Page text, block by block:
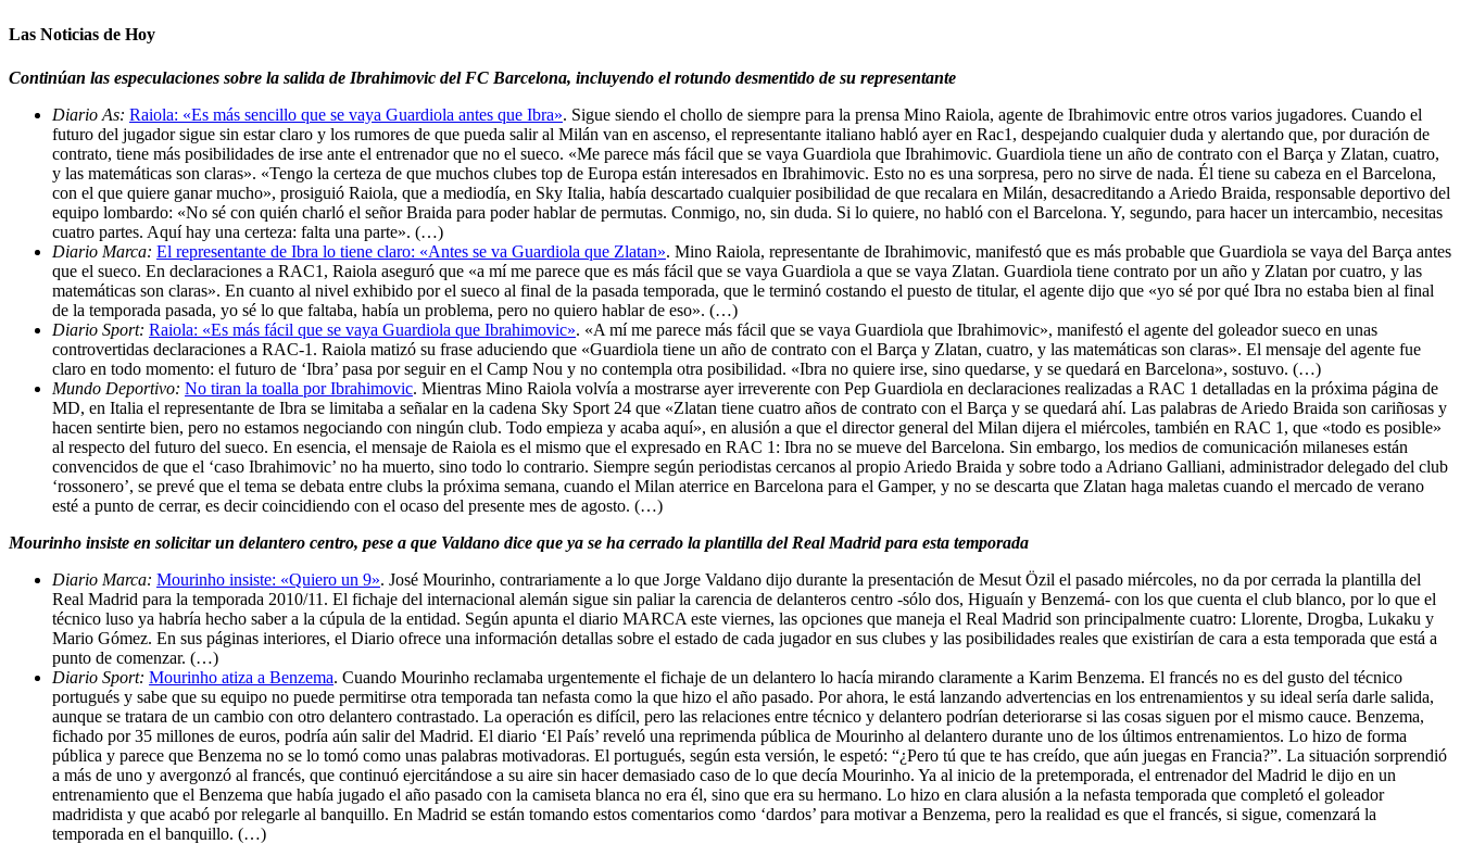
Las Noticias de Hoy
Continúan las especulaciones sobre la salida de Ibrahimovic del FC Barcelona, incluyendo el rotundo desmentido de su representante
Diario As: Raiola: «Es más sencillo que se vaya Guardiola antes que Ibra». Sigue siendo el chollo de siempre para la prensa Mino Raiola, agente de Ibrahimovic entre otros varios jugadores. Cuando el
futuro del jugador sigue sin estar claro y los rumores de que pueda salir al Milán van en ascenso, el representante italiano habló ayer en Rac1, despejando cualquier duda y alertando que, por duración de
contrato, tiene más posibilidades de irse ante el entrenador que no el sueco. «Me parece más fácil que se vaya Guardiola que Ibrahimovic. Guardiola tiene un año de contrato con el Barça y Zlatan, cuatro,
y las matemáticas son claras». «Tengo la certeza de que muchos clubes top de Europa están interesados en Ibrahimovic. Esto no es una sorpresa, pero no sirve de nada. Él tiene su cabeza en el Barcelona,
con el que quiere ganar mucho», prosiguió Raiola, que a mediodía, en Sky Italia, había descartado cualquier posibilidad de que recalara en Milán, desacreditando a Ariedo Braida, responsable deportivo del
equipo lombardo: «No sé con quién charló el señor Braida para poder hablar de permutas. Conmigo, no, sin duda. Si lo quiere, no habló con el Barcelona. Y, segundo, para hacer un intercambio, necesitas
cuatro partes. Aquí hay una certeza: falta una parte». (…)
Diario Marca: El representante de Ibra lo tiene claro: «Antes se va Guardiola que Zlatan». Mino Raiola, representante de Ibrahimovic, manifestó que es más probable que Guardiola se vaya del Barça antes
que el sueco. En declaraciones a RAC1, Raiola aseguró que «a mí me parece que es más fácil que se vaya Guardiola a que se vaya Zlatan. Guardiola tiene contrato por un año y Zlatan por cuatro, y las
matemáticas son claras». En cuanto al nivel exhibido por el sueco al final de la pasada temporada, que le terminó costando el puesto de titular, el agente dijo que «yo sé por qué Ibra no estaba bien al final
de la temporada pasada, yo sé lo que faltaba, había un problema, pero no quiero hablar de eso». (…)
Diario Sport: Raiola: «Es más fácil que se vaya Guardiola que Ibrahimovic». «A mí me parece más fácil que se vaya Guardiola que Ibrahimovic», manifestó el agente del goleador sueco en unas
controvertidas declaraciones a RAC-1. Raiola matizó su frase aduciendo que «Guardiola tiene un año de contrato con el Barça y Zlatan, cuatro, y las matemáticas son claras». El mensaje del agente fue
claro en todo momento: el futuro de ‘Ibra’ pasa por seguir en el Camp Nou y no contempla otra posibilidad. «Ibra no quiere irse, sino quedarse, y se quedará en Barcelona», sostuvo. (…)
Mundo Deportivo: No tiran la toalla por Ibrahimovic. Mientras Mino Raiola volvía a mostrarse ayer irreverente con Pep Guardiola en declaraciones realizadas a RAC 1 detalladas en la próxima página de
MD, en Italia el representante de Ibra se limitaba a señalar en la cadena Sky Sport 24 que «Zlatan tiene cuatro años de contrato con el Barça y se quedará ahí. Las palabras de Ariedo Braida son cariñosas y
hacen sentirte bien, pero no estamos negociando con ningún club. Todo empieza y acaba aquí», en alusión a que el director general del Milan dijera el miércoles, también en RAC 1, que «todo es posible»
al respecto del futuro del sueco. En esencia, el mensaje de Raiola es el mismo que el expresado en RAC 1: Ibra no se mueve del Barcelona. Sin embargo, los medios de comunicación milaneses están
convencidos de que el ‘caso Ibrahimovic’ no ha muerto, sino todo lo contrario. Siempre según periodistas cercanos al propio Ariedo Braida y sobre todo a Adriano Galliani, administrador delegado del club
‘rossonero’, se prevé que el tema se debata entre clubs la próxima semana, cuando el Milan aterrice en Barcelona para el Gamper, y no se descarta que Zlatan haga maletas cuando el mercado de verano
esté a punto de cerrar, es decir coincidiendo con el ocaso del presente mes de agosto. (…)
Mourinho insiste en solicitar un delantero centro, pese a que Valdano dice que ya se ha cerrado la plantilla del Real Madrid para esta temporada
Diario Marca: Mourinho insiste: «Quiero un 9». José Mourinho, contrariamente a lo que Jorge Valdano dijo durante la presentación de Mesut Özil el pasado miércoles, no da por cerrada la plantilla del
Real Madrid para la temporada 2010/11. El fichaje del internacional alemán sigue sin paliar la carencia de delanteros centro -sólo dos, Higuaín y Benzemá- con los que cuenta el club blanco, por lo que el
técnico luso ya habría hecho saber a la cúpula de la entidad. Según apunta el diario MARCA este viernes, las opciones que maneja el Real Madrid son principalmente cuatro: Llorente, Drogba, Lukaku y
Mario Gómez. En sus páginas interiores, el Diario ofrece una información detallas sobre el estado de cada jugador en sus clubes y las posibilidades reales que existirían de cara a esta temporada que está a
punto de comenzar. (…)
Diario Sport: Mourinho atiza a Benzema. Cuando Mourinho reclamaba urgentemente el fichaje de un delantero lo hacía mirando claramente a Karim Benzema. El francés no es del gusto del técnico
portugués y sabe que su equipo no puede permitirse otra temporada tan nefasta como la que hizo el año pasado. Por ahora, le está lanzando advertencias en los entrenamientos y su ideal sería darle salida,
aunque se tratara de un cambio con otro delantero contrastado. La operación es difícil, pero las relaciones entre técnico y delantero podrían deteriorarse si las cosas siguen por el mismo cauce. Benzema,
fichado por 35 millones de euros, podría aún salir del Madrid. El diario ‘El País’ reveló una reprimenda pública de Mourinho al delantero durante uno de los últimos entrenamientos. Lo hizo de forma
pública y parece que Benzema no se lo tomó como unas palabras motivadoras. El portugués, según esta versión, le espetó: “¿Pero tú que te has creído, que aún juegas en Francia?”. La situación sorprendió
a más de uno y avergonzó al francés, que continuó ejercitándose a su aire sin hacer demasiado caso de lo que decía Mourinho. Ya al inicio de la pretemporada, el entrenador del Madrid le dijo en un
entrenamiento que el Benzema que había jugado el año pasado con la camiseta blanca no era él, sino que era su hermano. Lo hizo en clara alusión a la nefasta temporada que completó el goleador
madridista y que acabó por relegarle al banquillo. En Madrid se están tomando estos comentarios como ‘dardos’ para motivar a Benzema, pero la realidad es que el francés, si sigue, comenzará la
temporada en el banquillo. (…)